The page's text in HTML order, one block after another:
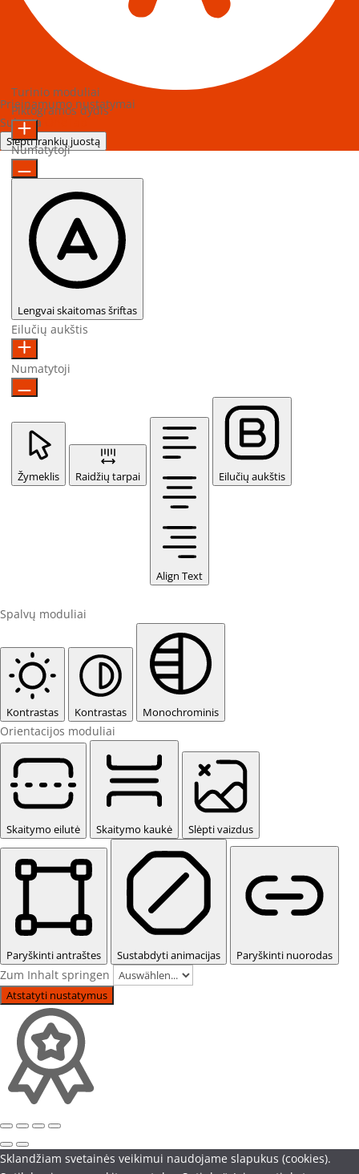
Prieinamumo nustatymai
Sukurta
Slėpti įrankių juostą
Turinio moduliai
Piktogramos dydis
Numatytoji
Lengvai skaitomas šriftas
Eilučių aukštis
Numatytoji
Žymeklis Raidžių tarpai
Align Text
Eilučių aukštis
Spalvų moduliai
Kontrastas Kontrastas Monochrominis
Orientacijos moduliai
Skaitymo eilutė Skaitymo kaukė Slėpti vaizdus
Paryškinti antraštes Sustabdyti animacijas Paryškinti nuorodas
Zum Inhalt springen
Atstatyti nustatymus
Sklandžiam svetainės veikimui naudojame slapukus (cookies).